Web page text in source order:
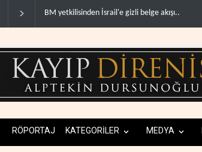
akışı.. Colani, Hizbullah ile silah bırakma diyaloğu için
RÖPORTAJ KATEGORİLER MEDYA